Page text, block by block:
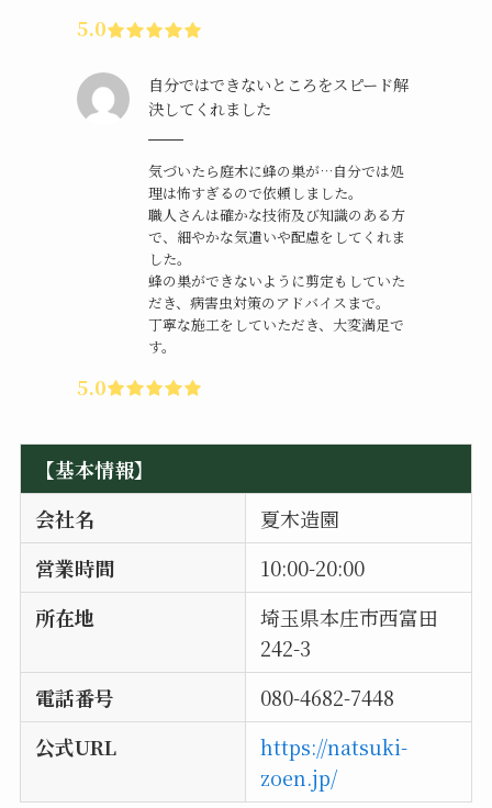
5.0
自分ではできないところをスピード解
決してくれました
気づいたら庭木に蜂の巣が…自分では処
理は怖すぎるので依頼しました。
職人さんは確かな技術及び知識のある方
で、細やかな気遣いや配慮をしてくれま
した。
蜂の巣ができないように剪定もしていた
だき、病害虫対策のアドバイスまで。
丁寧な施工をしていただき、大変満足で
す。
5.0
【基本情報】
会社名
夏木造園
営業時間
10:00-20:00
所在地
埼玉県本庄市西富田
242-3
電話番号
080-4682-7448
公式URL
https://natsuki-
zoen.jp/